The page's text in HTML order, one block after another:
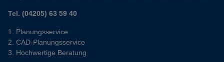
Tel. (04205) 63 59 40
Planungsservice
CAD-Planungsservice
Hochwertige Beratung